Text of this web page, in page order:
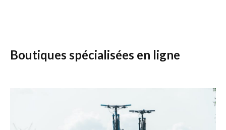
Boutiques spécialisées en ligne